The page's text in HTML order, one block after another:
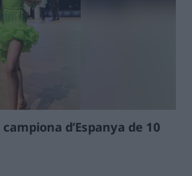
d’Espanya de 10